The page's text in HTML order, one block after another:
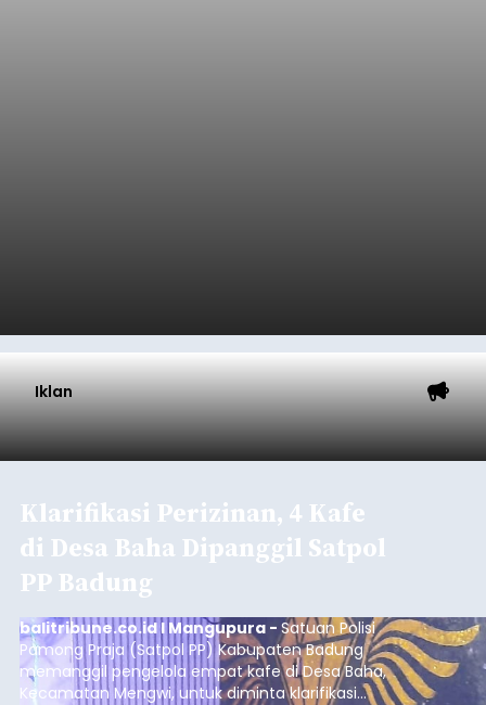
Iklan
Klarifikasi Perizinan, 4 Kafe
di Desa Baha Dipanggil Satpol
PP Badung
balitribune.co.id I Mangupura - Satuan Polisi
Pamong Praja (Satpol PP) Kabupaten Badung
memanggil pengelola empat kafe di Desa Baha,
Kecamatan Mengwi, untuk diminta klarifikasi